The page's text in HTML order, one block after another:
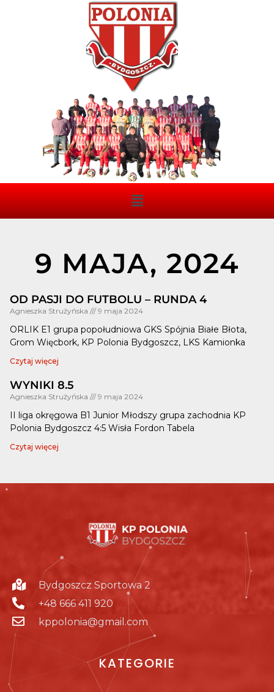
9 MAJA, 2024
OD PASJI DO FUTBOLU – RUNDA 4
Agnieszka Strużyńska 9 maja 2024
ORLIK E1 grupa popołudniowa GKS Spójnia Białe Błota,
Grom Więcbork, KP Polonia Bydgoszcz, LKS Kamionka
Czytaj więcej
WYNIKI 8.5
Agnieszka Strużyńska 9 maja 2024
II liga okręgowa B1 Junior Młodszy grupa zachodnia KP
Polonia Bydgoszcz 4:5 Wisła Fordon Tabela
Czytaj więcej
Bydgoszcz Sportowa 2
+48 666 411 920
kppolonia@gmail.com
KATEGORIE